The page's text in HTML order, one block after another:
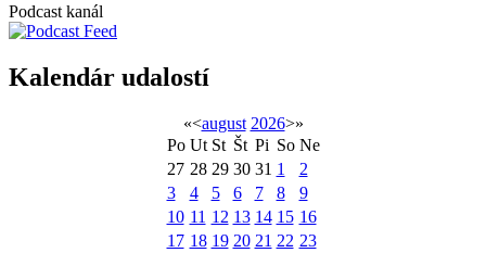
Podcast kanál
Kalendár udalostí
«<august 2026>»
Po Ut St Št Pi So Ne
27 28 29 30 31 1
2
3
4 5 6 7 8
9
10 11 12 13 14 15 16
17 18 19 20 21 22 23